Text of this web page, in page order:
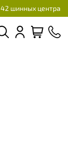
42 шинных центра